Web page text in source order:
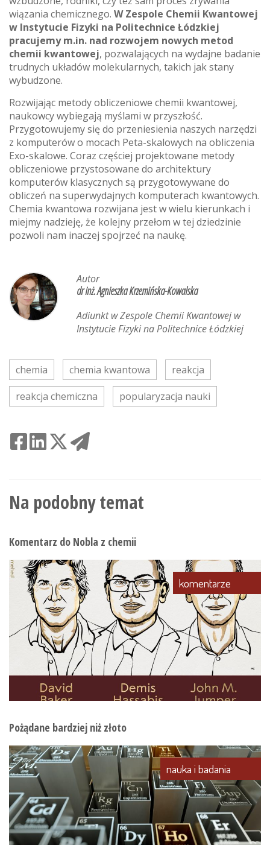
wiązania chemicznego. W Zespole Chemii Kwantowej
w Instytucie Fizyki na Politechnice Łódzkiej
pracujemy m.in. nad rozwojem nowych metod
chemii kwantowej, pozwalających na wydajne badanie
trudnych układów molekularnych, takich jak stany
wybudzone.
Rozwijając metody obliczeniowe chemii kwantowej,
naukowcy wybiegają myślami w przyszłość.
Przygotowujemy się do przeniesienia naszych narzędzi
z komputerów o mocach Peta-skalowych na obliczenia
Exo-skalowe. Coraz częściej projektowane metody
obliczeniowe przystosowane do architektury
komputerów klasycznych są przygotowywane do
obliczeń na superwydajnych komputerach kwantowych.
Chemia kwantowa rozwijana jest w wielu kierunkach i
miejmy nadzieję, że kolejny przełom w tej dziedzinie
pozwoli nam inaczej spojrzeć na naukę.
Autor
dr inż. Agnieszka Krzemińska-Kowalska
Adiunkt w Zespole Chemii Kwantowej w
Instytucie Fizyki na Politechnice Łódzkiej
chemia chemia kwantowa
reakcja
reakcja chemiczna
popularyzacja nauki
Na podobny temat
Komentarz do Nobla z chemii
komentarze
Pożądane bardziej niż złoto
nauka i badania